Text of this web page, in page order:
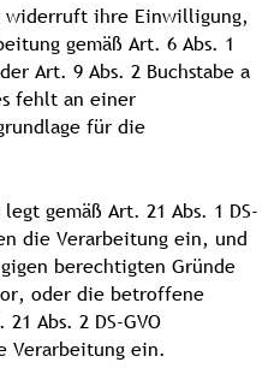
widerruft ihre Einwilligung,
gemäß Art. 6 Abs. 1
Art. 9 Abs. 2 Buchstabe a
fehlt an einer
für die
gemäß Art. 21 Abs. 1 DS-
die Verarbeitung ein, und
berechtigten Gründe
oder die betroffene
Abs. 2 DS-GVO
Verarbeitung ein.